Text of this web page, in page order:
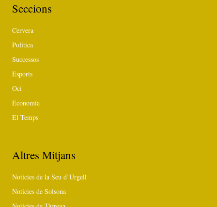
Seccions
Cervera
Política
Successos
Esports
Oci
Economia
El Temps
Altres Mitjans
Notícies de la Seu d’Urgell
Notícies de Solsona